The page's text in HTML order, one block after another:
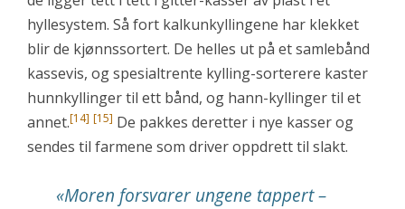
hyllesystem. Så fort kalkunkyllingene har klekket
blir de kjønnssortert. De helles ut på et samlebånd
kassevis, og spesialtrente kylling-sorterere kaster
hunnkyllinger til ett bånd, og hann-kyllinger til et
annet.[14] [15] De pakkes deretter i nye kasser og
sendes til farmene som driver oppdrett til slakt.
«Moren forsvarer ungene tappert –